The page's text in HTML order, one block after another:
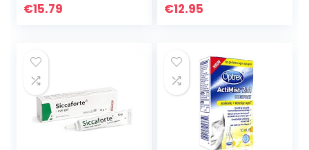
€15.79 €12.95